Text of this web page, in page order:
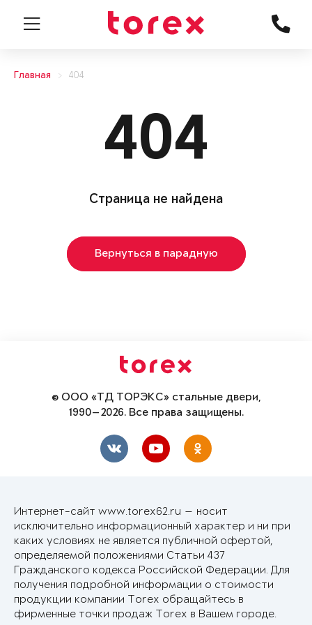
Главная 404
404
Страница не найдена
Вернуться в парадную
© ООО «ТД ТОРЭКС» стальные двери,
1990—2026. Все права защищены.
Интернет-сайт www.torex62.ru — носит
исключительно информационный характер и ни при
каких условиях не является публичной офертой,
определяемой положениями Статьи 437
Гражданского кодекса Российской Федерации. Для
получения подробной информации о стоимости
продукции компании Torex обращайтесь в
фирменные точки продаж Torex в Вашем городе.